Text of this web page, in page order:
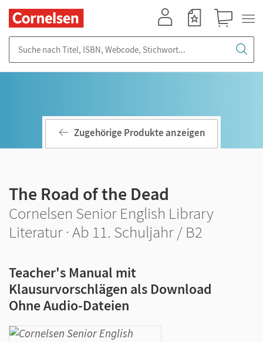
Zugehörige Produkte anzeigen
The Road of the Dead
Cornelsen Senior English Library
Literatur · Ab 11. Schuljahr / B2
Teacher's Manual mit
Klausurvorschlägen als Download
Ohne Audio-Dateien